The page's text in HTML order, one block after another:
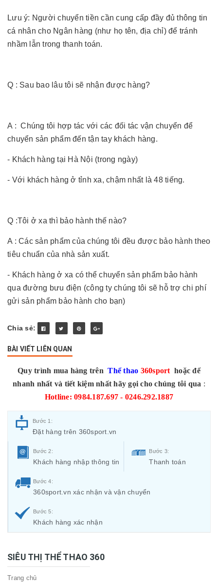
Lưu ý: Người chuyển tiền cần cung cấp đầy đủ thông tin
cá nhân cho Ngân hàng (như họ tên, địa chỉ) để tránh
nhầm lẫn trong thanh toán.
Q : Sau bao lâu tôi sẽ nhận được hàng?
A : Chúng tôi hợp tác với các đối tác vận chuyển để
chuyển sản phẩm đến tận tay khách hàng.
- Khách hàng tại Hà Nội (trong ngày)
- Với khách hàng ở tỉnh xa, chậm nhất là 48 tiếng.
Q :Tôi ở xa thì bảo hành thế nào?
A : Các sản phẩm của chúng tôi đều được bảo hành theo
tiêu chuẩn của nhà sản xuất.
- Khách hàng ở xa có thể chuyển sản phẩm bảo hành
qua đường bưu điện (công ty chúng tôi sẽ hỗ trợ chi phí
gửi sản phẩm bảo hành cho bạn)
Chia sẻ:
BÀI VIẾT LIÊN QUAN
Quy trình mua hàng trên Thể thao 360sport hoặc để
nhanh nhất và tiết kiệm nhất hãy gọi cho chúng tôi qua :
Hotline: 0984.187.697 - 0246.292.1887
Bước 1:
Đặt hàng trên 360sport.vn
Bước 2:
Khách hàng nhập thông tin
Bước 3:
Thanh toán
Bước 4:
360sport.vn xác nhận và vận chuyển
Bước 5:
Khách hàng xác nhận
SIÊU THỊ THỂ THAO 360
Trang chủ